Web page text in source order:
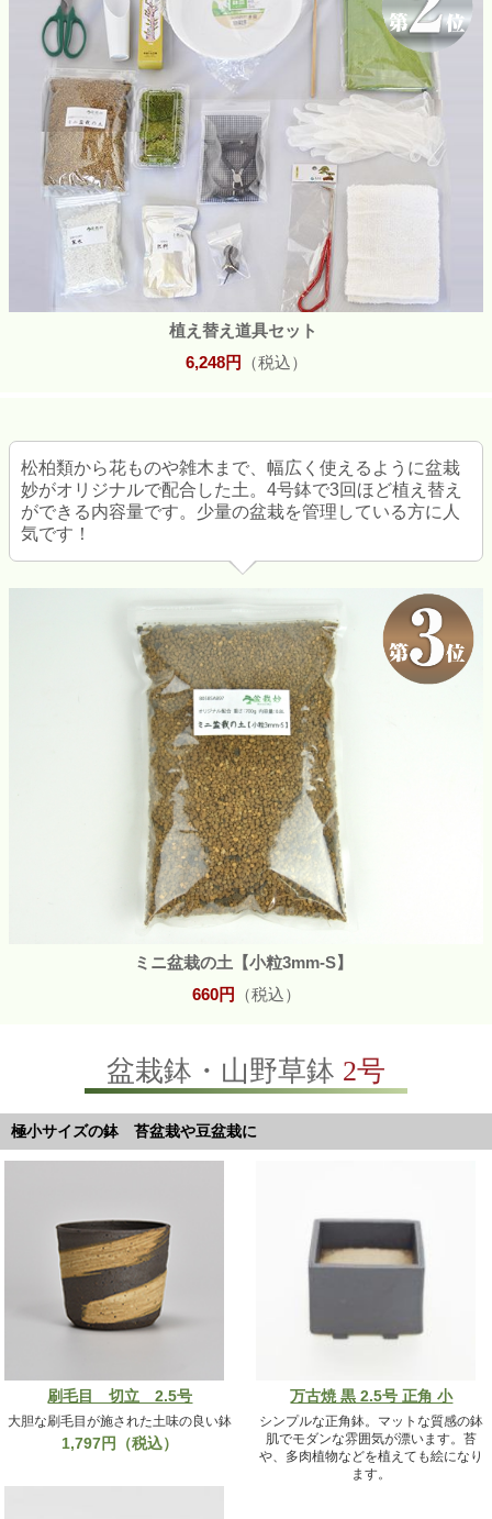
植え替え道具セット
6,248円 （税込）
松柏類から花ものや雑木まで、幅広く使えるように盆栽
妙がオリジナルで配合した土。4号鉢で3回ほど植え替え
ができる内容量です。少量の盆栽を管理している方に人
気です！
ミニ盆栽の土【小粒3mm-S】
660円 （税込）
盆栽鉢・山野草鉢 2号
極小サイズの鉢 苔盆栽や豆盆栽に
刷毛目 切立 2.5号
大胆な刷毛目が施された土味の良い鉢
1,797円（税込）
万古焼 黒 2.5号 正角 小
シンプルな正角鉢。マットな質感の鉢
肌でモダンな雰囲気が漂います。苔
や、多肉植物などを植えても絵になり
ます。